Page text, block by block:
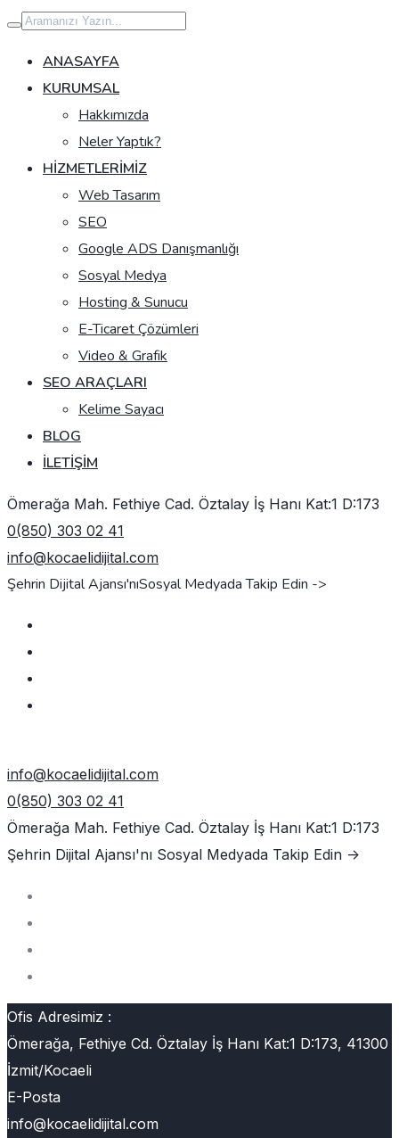
İçeriğe
geç
ANASAYFA
KURUMSAL
Hakkımızda
Neler Yaptık?
HIZMETLERIMIZ
Web Tasarım
SEO
Google ADS Danışmanlığı
Sosyal Medya
Hosting & Sunucu
E-Ticaret Çözümleri
Video & Grafik
SEO ARAÇLARI
Kelime Sayacı
BLOG
İLETIŞIM
Ömerağa Mah. Fethiye Cad. Öztalay İş Hanı Kat:1 D:173
0(850) 303 02 41
info@kocaelidijital.com
Şehrin Dijital Ajansı'nıSosyal Medyada Takip Edin ->
info@kocaelidijital.com
0(850) 303 02 41
Ömerağa Mah. Fethiye Cad. Öztalay İş Hanı Kat:1 D:173
Şehrin Dijital Ajansı'nı Sosyal Medyada Takip Edin ->
Ofis Adresimiz :
Ömerağa, Fethiye Cd. Öztalay İş Hanı Kat:1 D:173, 41300
İzmit/Kocaeli
E-Posta
info@kocaelidijital.com